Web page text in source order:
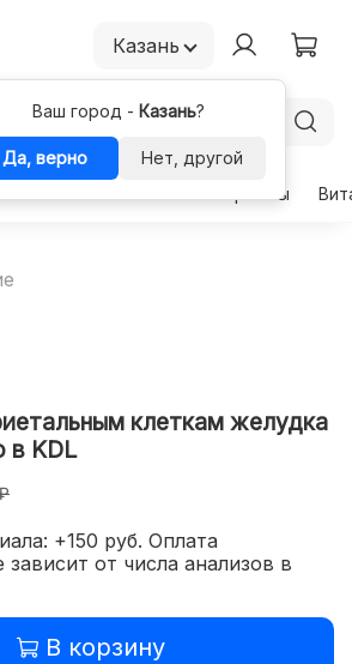
Казань
Ваш город - Казань?
Да, верно
Нет, другой
Гормоны
клеткам желудка
в KDL
+150 руб. Оплата
зависит от числа анализов в
В корзину